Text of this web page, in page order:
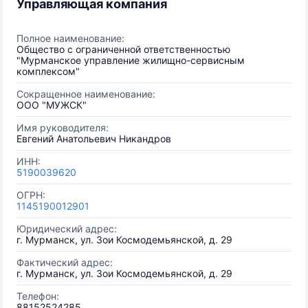
Управляющая компания
Полное наименование:
Общество с ограниченной ответственностью
"Мурманское управление жилищно-сервисным
комплексом"
Сокращенное наименование:
ООО "МУЖСК"
Имя руководителя:
Евгений Анатольевич Никандров
ИНН:
5190039620
ОГРН:
1145190012901
Юридический адрес:
г. Мурманск, ул. Зои Космодемьянской, д. 29
Фактический адрес:
г. Мурманск, ул. Зои Космодемьянской, д. 29
Телефон: